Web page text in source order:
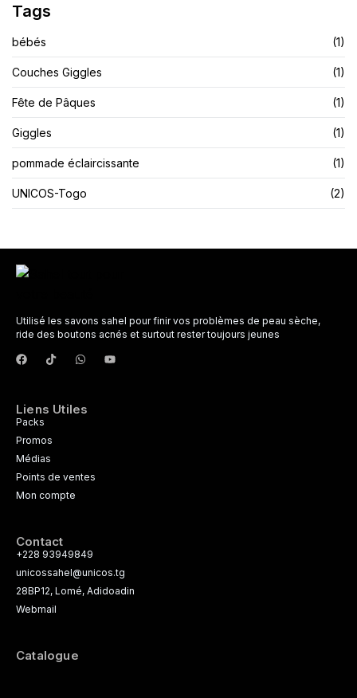
Tags
bébés (1)
Couches Giggles (1)
Fête de Pâques (1)
Giggles (1)
pommade éclaircissante (1)
UNICOS-Togo (2)
Utilisé les savons sahel pour finir vos problèmes de peau sèche,
ride des boutons acnés et surtout rester toujours jeunes
Liens Utiles
Packs
Promos
Médias
Points de ventes
Mon compte
Contact
+228 93949849
unicossahel@unicos.tg
28BP12, Lomé, Adidoadin
Webmail
Catalogue